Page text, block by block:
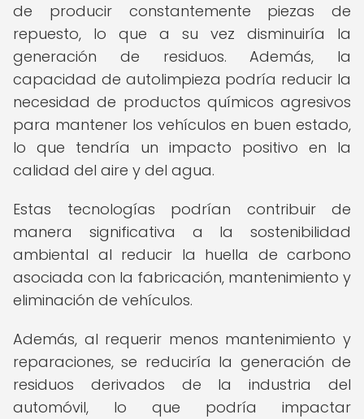
de producir constantemente piezas de
repuesto, lo que a su vez disminuiría la
generación de residuos. Además, la
capacidad de autolimpieza podría reducir la
necesidad de productos químicos agresivos
para mantener los vehículos en buen estado,
lo que tendría un impacto positivo en la
calidad del aire y del agua.
Estas tecnologías podrían contribuir de
manera significativa a la sostenibilidad
ambiental al reducir la huella de carbono
asociada con la fabricación, mantenimiento y
eliminación de vehículos.
Además, al requerir menos mantenimiento y
reparaciones, se reduciría la generación de
residuos derivados de la industria del
automóvil, lo que podría impactar